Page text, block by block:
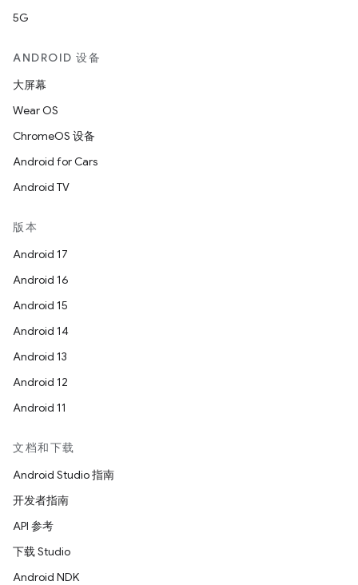
5G
ANDROID 设备
大屏幕
Wear OS
ChromeOS 设备
Android for Cars
Android TV
版本
Android 17
Android 16
Android 15
Android 14
Android 13
Android 12
Android 11
文档和下载
Android Studio 指南
开发者指南
API 参考
下载 Studio
Android NDK